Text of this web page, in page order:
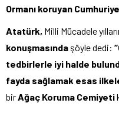
Ormanı koruyan
Atatürk, Milli Mücadele
konuşmasında şöyle dedi:
tedbirlerle iyi halde
fayda sağlamak esas
birAğaç Koruma Cemiyeti